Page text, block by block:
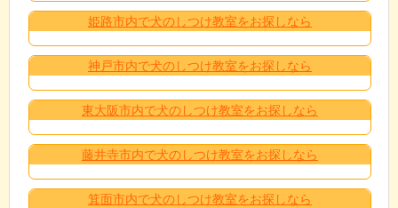
姫路市内で犬のしつけ教室をお探しなら
神戸市内で犬のしつけ教室をお探しなら
東大阪市内で犬のしつけ教室をお探しなら
藤井寺市内で犬のしつけ教室をお探しなら
箕面市内で犬のしつけ教室をお探しなら